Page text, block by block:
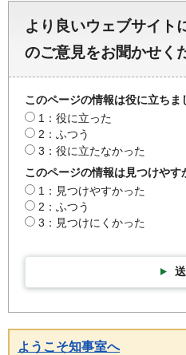
より良いウェブサイト
のご意見をお聞かせく
このページの情報は役に立ちま
1：役に立った
2：ふつう
3：役に立たなかった
このページの情報は見つけやす
1：見つけやすかった
2：ふつう
3：見つけにくかった
ようこそ知事室へ